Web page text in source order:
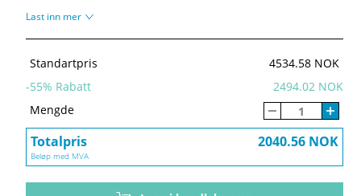
Last inn mer
Standartpris
4534.58 NOK
-55% Rabatt
2494.02 NOK
Mengde
Totalpris 2040.56 NOK
Beløp med MVA